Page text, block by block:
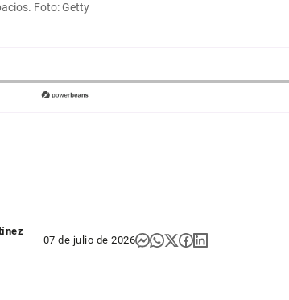
Foto: Getty
07 de julio de 2026